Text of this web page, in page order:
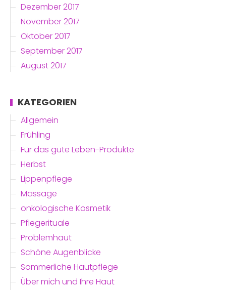
Dezember 2017
November 2017
Oktober 2017
September 2017
August 2017
KATEGORIEN
Allgemein
Frühling
Für das gute Leben-Produkte
Herbst
Lippenpflege
Massage
onkologische Kosmetik
Pflegerituale
Problemhaut
Schöne Augenblicke
Sommerliche Hautpflege
Über mich und Ihre Haut